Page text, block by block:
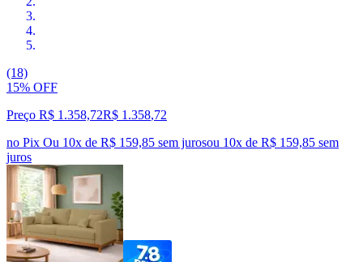
(18)
15% OFF
Preço R$ 1.358,72R$ 1.358,72
no Pix Ou 10x de R$ 159,85 sem jurosou 10x de R$ 159,85 sem
juros